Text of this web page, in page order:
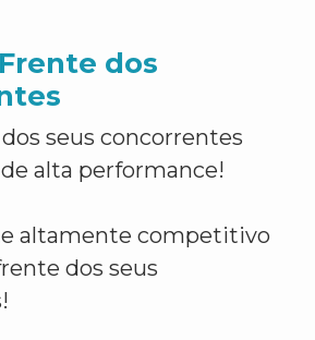
dos
seus concorrentes
alta performance!
altamente competitivo
dos seus